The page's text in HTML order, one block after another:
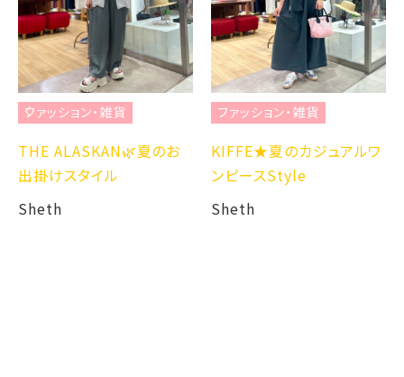
ファッション・雑貨
THE ALASKAN🌿夏のお
出掛けスタイル
Sheth
ファッション・雑貨
KIFFE★夏のカジュアルワ
ンピースStyle
Sheth